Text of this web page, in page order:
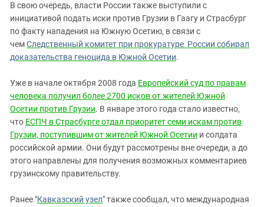
В свою очередь, власти России также выступили с
инициативой подать иски против Грузии в Гаагу и Страсбург
по факту нападения на Южную Осетию, в связи с
чемСледственный комитет при прокуратуре России собирал
доказательства геноцида в Южной Осетии.
Уже в начале октября 2008 года Европейский суд по правам
человека получил более 2700 исков от жителей Южной
Осетии против Грузии. В январе этого года стало известно,
что ЕСПЧ в Страсбурге отдал приоритет семи искам против
Грузии, поступившим от жителей Южной Осетии и солдата
российской армии. Они будут рассмотрены вне очереди, а до
этого направлены для получения возможных комментариев
грузинскому правительству.
Ранее "Кавказский узел" также сообщал, что международная